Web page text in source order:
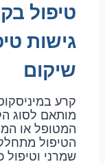
טיפול
גישות
שיקום
קרע
מותאם לסוג
המטופל או
הטיפול
שמרני וטיפול